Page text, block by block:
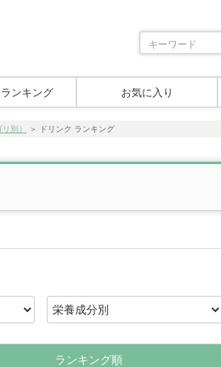
ンキング お気に入り
別） ＞ ドリンク ランキング
ランキング順